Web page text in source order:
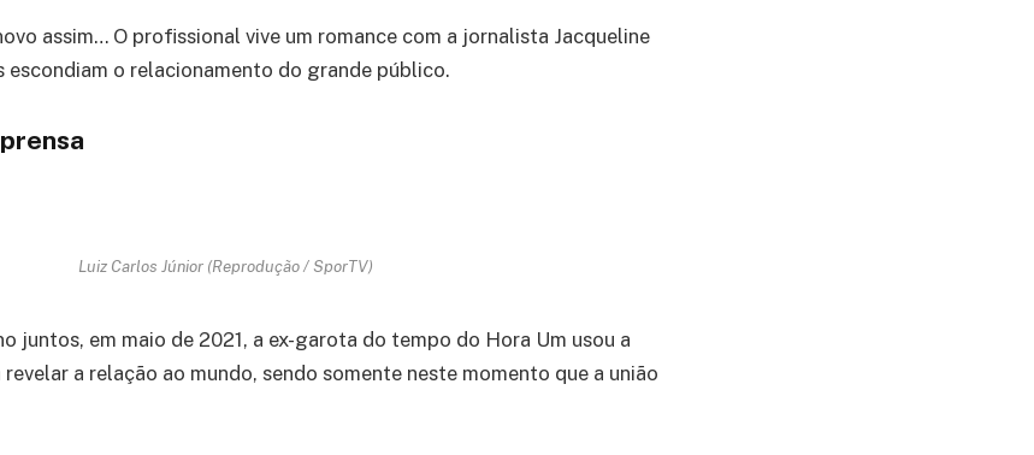
assim… O profissional vive um romance com a jornalista Jacqueline
escondiam o relacionamento do grande público.
Luiz Carlos Júnior (Reprodução / SporTV)
juntos, em maio de 2021, a ex-garota do tempo do Hora Um usou a
a relação ao mundo, sendo somente neste momento que a união